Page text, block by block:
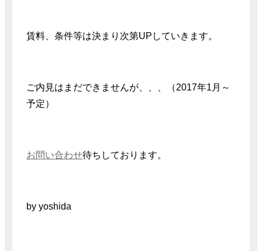
賃料、条件等は決まり次第UPしていきます。
ご内見はまだできませんが、、、（2017年1月～
予定）
お問い合わせ待ちしております。
by yoshida